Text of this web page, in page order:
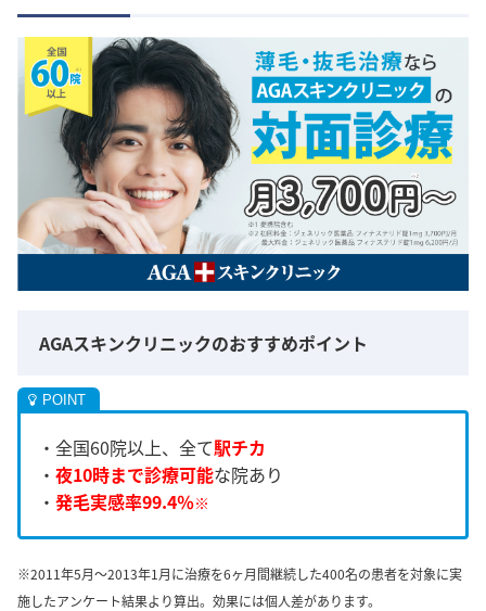
AGAスキンクリニックのおすすめポイント
・全国60院以上、全て駅チカ
・ 夜10時まで診療可能な院あり
・ 発毛実感率99.4％※
※2011年5月～2013年1月に治療を6ヶ月間継続した400名の患者を対象に実
施したアンケート結果より算出。効果には個人差があります。